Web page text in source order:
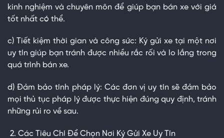
kinh nghiệm và chuyên môn để giúp bạn bán xe với giá
tốt nhất có thể.
c) Tiết kiệm thời gian và công sức: Ký gửi xe tại một nơi
uy tín giúp bạn tránh được nhiều rắc rối và lo lắng trong
quá trình bán xe.
d) Đảm bảo tính pháp lý: Các đơn vị uy tín sẽ đảm bảo
mọi thủ tục pháp lý được thực hiện đúng quy định, tránh
những rủi ro về sau.
Các Tiêu Chí Để Chọn Nơi Ký Gửi Xe Uy Tín